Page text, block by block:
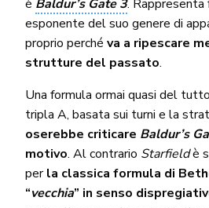
è Baldur’s Gate 3. Rappresenta
esponente del suo genere di
proprio perché va a ripescare
strutture del passato.
Una formula ormai quasi del
tripla A, basata sui turni e la
oserebbe criticare Baldur’s
motivo. Al contrario Starfieldè
perla classica formula di
“vecchia” in senso